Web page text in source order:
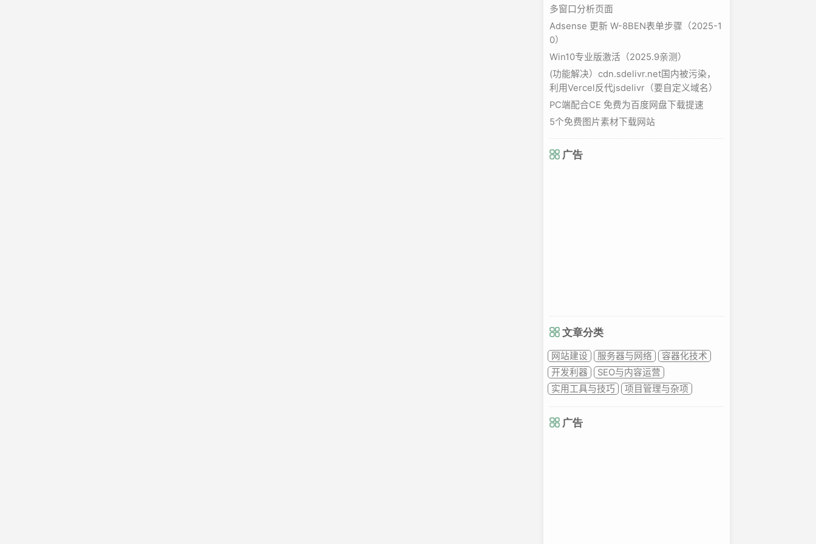
多窗口分析页面
Adsense 更新 W-8BEN表单步骤（2025-1
0）
Win10专业版激活（2025.9亲测）
(功能解决）cdn.sdelivr.net国内被污染，
利用Vercel反代jsdelivr（要自定义域名）
PC端配合CE 免费为百度网盘下载提速
5个免费图片素材下载网站
广告
文章分类
网站建设 服务器与网络
容器化技术
开发利器
SEO与内容运营
实用工具与技巧
项目管理与杂项
广告